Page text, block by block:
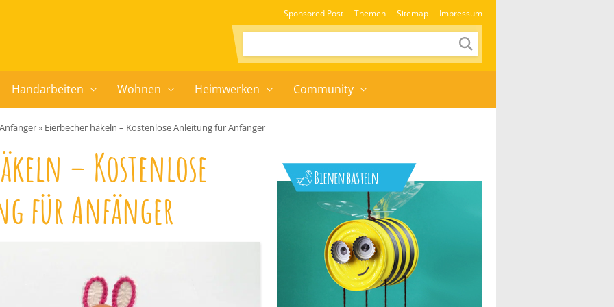
Sponsored Post Themen Sitemap Impressum
Handarbeiten Wohnen Heimwerken Community
» Eierbecher häkeln – Kostenlose Anleitung für Anfänger
– Kostenlose
für Anfänger